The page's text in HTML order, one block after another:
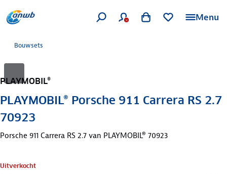
Menu
Bouwsets
PLAYMOBIL®
PLAYMOBIL® Porsche 911 Carrera RS 2.7
70923
Porsche 911 Carrera RS 2.7 van PLAYMOBIL® 70923
Uitverkocht